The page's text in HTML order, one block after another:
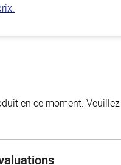
en ce moment.